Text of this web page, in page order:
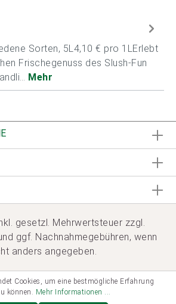
Sorten, 5L4,10 € pro 1LErlebt
Frischegenuss des Slush-Fun
Mehr
gesetzl. Mehrwertsteuer zzgl.
ggf. Nachnahmegebühren, wenn
anders angegeben.
Cookies, um eine bestmögliche Erfahrung
können. Mehr Informationen ...